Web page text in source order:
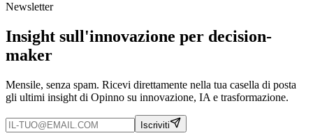
Newsletter
Insight sull'innovazione per decision-
maker
Mensile, senza spam. Ricevi direttamente nella tua casella di posta
gli ultimi insight di Opinno su innovazione, IA e trasformazione.
Iscriviti